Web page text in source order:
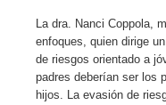
La dra. Nanci Coppola,
enfoques, quien dirige
de riesgos orientado a
padres deberían ser los
hijos. La evasión de